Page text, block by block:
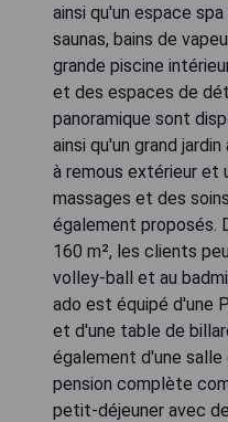
ainsi qu'un espace
saunas, bains de
grande piscine
et des espaces de
panoramique sont
ainsi qu'un grand
à remous extérieur et
massages et des
également proposés.
160 m², les clients
volley-ball et au
ado est équipé d'une
et d'une table de
également d'une
pension complète
petit-déjeuner avec